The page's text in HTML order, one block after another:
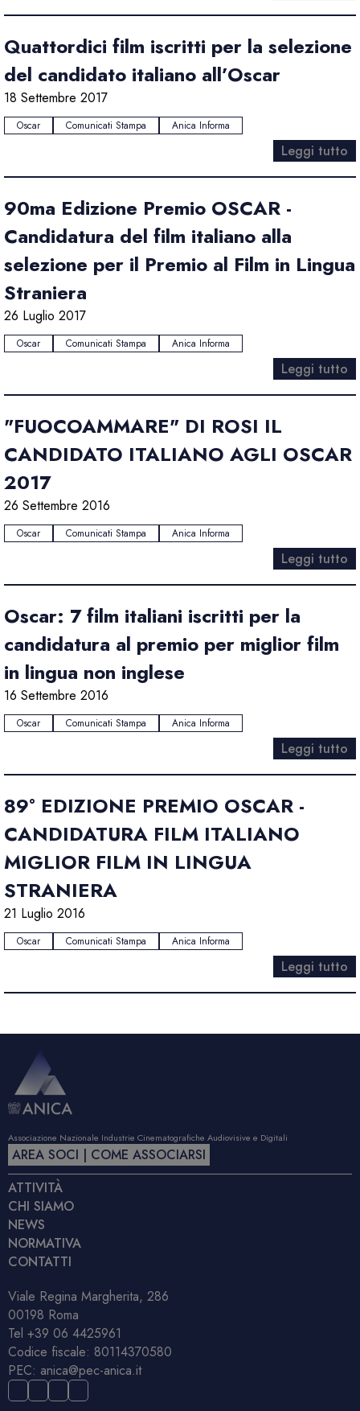
Quattordici film iscritti per la selezione
del candidato italiano all’Oscar
18 Settembre 2017
Oscar Comunicati Stampa Anica Informa
Leggi tutto
90ma Edizione Premio OSCAR -
Candidatura del film italiano alla
selezione per il Premio al Film in Lingua
Straniera
26 Luglio 2017
Oscar Comunicati Stampa Anica Informa
Leggi tutto
"FUOCOAMMARE" DI ROSI IL
CANDIDATO ITALIANO AGLI OSCAR
2017
26 Settembre 2016
Oscar Comunicati Stampa Anica Informa
Leggi tutto
Oscar: 7 film italiani iscritti per la
candidatura al premio per miglior film
in lingua non inglese
16 Settembre 2016
Oscar Comunicati Stampa Anica Informa
Leggi tutto
89° EDIZIONE PREMIO OSCAR -
CANDIDATURA FILM ITALIANO
MIGLIOR FILM IN LINGUA
STRANIERA
21 Luglio 2016
Oscar Comunicati Stampa Anica Informa
Leggi tutto
Associazione Nazionale Industrie Cinematografiche Audiovisive e Digitali
AREA SOCI | COME ASSOCIARSI
ATTIVITÀ
CHI SIAMO
NEWS
NORMATIVA
CONTATTI
Viale Regina Margherita, 286
00198 Roma
Tel +39 06 4425961
Codice fiscale: 80114370580
PEC: anica@pec-anica.it